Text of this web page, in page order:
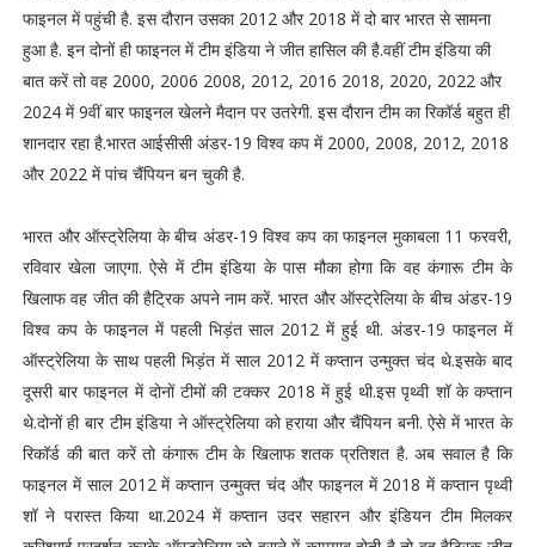
फाइनल में पहुंची है. इस दौरान उसका 2012 और 2018 में दो बार भारत से सामना
हुआ है. इन दोनों ही फाइनल में टीम इंडिया ने जीत हासिल की है.वहीं टीम इंडिया की
बात करें तो वह 2000, 2006 2008, 2012, 2016 2018, 2020, 2022 और
2024 में 9वीं बार फाइनल खेलने मैदान पर उतरेगी. इस दौरान टीम का रिकॉर्ड बहुत ही
शानदार रहा है.भारत आईसीसी अंडर-19 विश्व कप में 2000, 2008, 2012, 2018
और 2022 में पांच चैंपियन बन चुकी है.
भारत और ऑस्ट्रेलिया के बीच अंडर-19 विश्व कप का फाइनल मुकाबला 11 फरवरी,
रविवार खेला जाएगा. ऐसे में टीम इंडिया के पास मौका होगा कि वह कंगारू टीम के
खिलाफ वह जीत की हैट्रिक अपने नाम करें. भारत और ऑस्ट्रेलिया के बीच अंडर-19
विश्व कप के फाइनल में पहली भिड़ंत साल 2012 में हुई थी. अंडर-19 फाइनल में
ऑस्ट्रेलिया के साथ पहली भिड़ंत में साल 2012 में कप्तान उन्मुक्त चंद थे.इसके बाद
दूसरी बार फाइनल में दोनों टीमों की टक्कर 2018 में हुई थी.इस पृथ्वी शॉ के कप्तान
थे.दोनों ही बार टीम इंडिया ने ऑस्ट्रेलिया को हराया और चैंपियन बनी. ऐसे में भारत के
रिकॉर्ड की बात करें तो कंगारू टीम के खिलाफ शतक प्रतिशत है. अब सवाल है कि
फाइनल में साल 2012 में कप्तान उन्मुक्त चंद और फाइनल में 2018 में कप्तान पृथ्वी
शॉ ने परास्त किया था.2024 में कप्तान उदर सहारन और इंडियन टीम मिलकर